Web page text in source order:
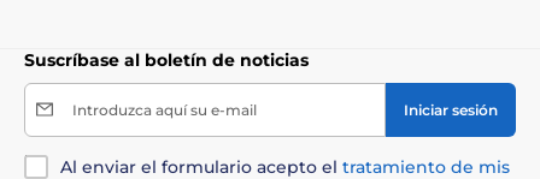
Suscríbase al boletín de noticias
Introduzca aquí su e-mail Iniciar sesión
Al enviar el formulario acepto el tratamiento de mis